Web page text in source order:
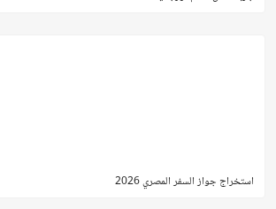
استخراج جواز السفر المصري 2026